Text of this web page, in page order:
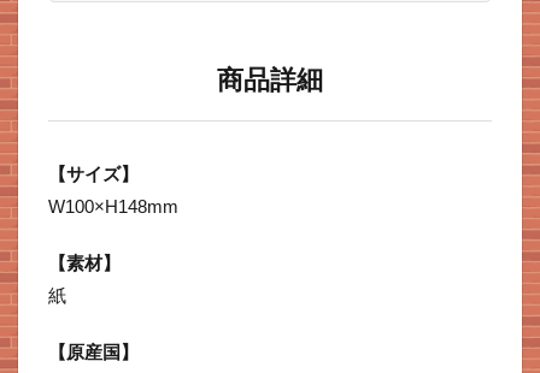
商品詳細
【サイズ】
W100×H148mm
【素材】
紙
【原産国】